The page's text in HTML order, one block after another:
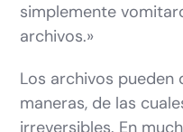
simplemente
archivos.»
Los archivos pueden
maneras, de las